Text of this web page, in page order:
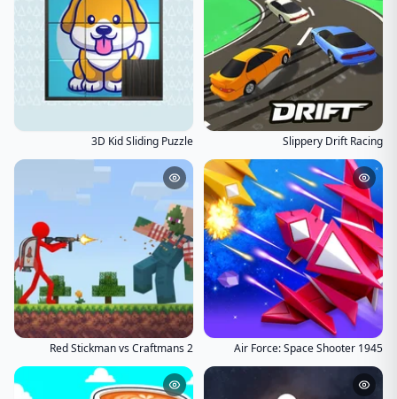
Slippery Drift Racing
3D Kid Sliding Puzzle
1945 Air Force: Space Shooter
Red Stickman vs Craftmans 2